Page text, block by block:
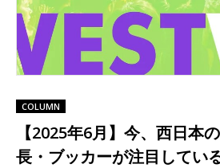
COLUMN
【2025年6月】今、西日本
長・ブッカーが注目してい